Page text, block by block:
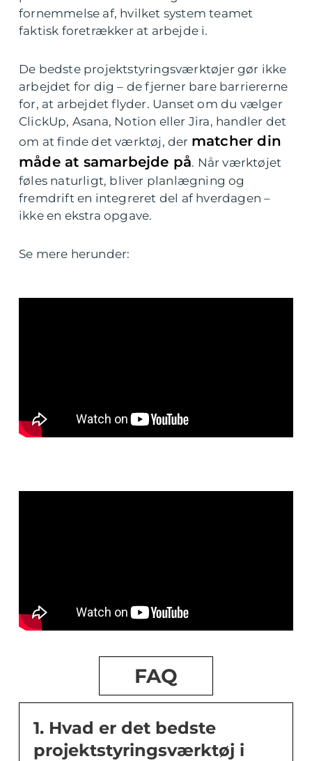
fornemmelse af, hvilket system teamet
faktisk foretrækker at arbejde i.
De bedste projektstyringsværktøjer gør ikke
arbejdet for dig – de fjerner bare barriererne
for, at arbejdet flyder. Uanset om du vælger
ClickUp, Asana, Notion eller Jira, handler det
om at finde det værktøj, der matcher din
måde at samarbejde på. Når værktøjet
føles naturligt, bliver planlægning og
fremdrift en integreret del af hverdagen –
ikke en ekstra opgave.
Se mere herunder:
FAQ
1. Hvad er det bedste
projektstyringsværktøj i